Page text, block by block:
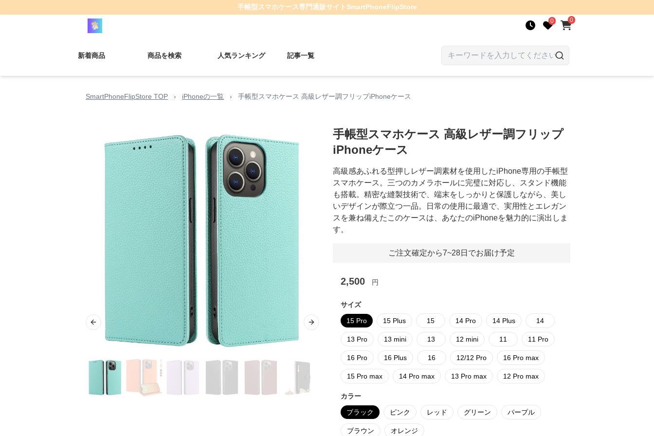
手帳型スマホケース専門通販サイトSmartPhoneFlipStore
0 0
新着商品 商品を検索 人気ランキング 記事一覧
SmartPhoneFlipStore TOP › iPhoneの一覧 › 手帳型スマホケース 高級レザー調フリップiPhoneケース
Previous slide Next slide
手帳型スマホケース 高級レザー調フリップ
iPhoneケース
高級感あふれる型押しレザー調素材を使用したiPhone専用の手帳型
スマホケース。三つのカメラホールに完璧に対応し、スタンド機能
も搭載。精密な縫製技術で、端末をしっかりと保護しながら、美し
いデザインが際立つ一品。日常の使用に最適で、実用性とエレガン
スを兼ね備えたこのケースは、あなたのiPhoneを魅力的に演出しま
す。
ご注文確定から7~28日でお届け予定
2,500 円
サイズ
15 Pro 15 Plus 15 14 Pro 14 Plus 14
13 Pro 13 mini 13 12 mini 11 11 Pro
16 Pro 16 Plus 16 12/12 Pro 16 Pro max
15 Pro max 14 Pro max 13 Pro max 12 Pro max
カラー
ブラック ピンク レッド グリーン パープル
ブラウン オレンジ